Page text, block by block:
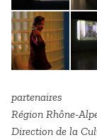
partenaires
Région Rhône-
Direction de la